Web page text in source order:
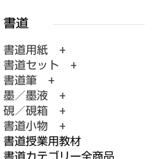
書道用紙 +
書道セット +
書道筆 +
墨／墨液 +
硯／硯箱 +
書道小物 +
書道授業用教材